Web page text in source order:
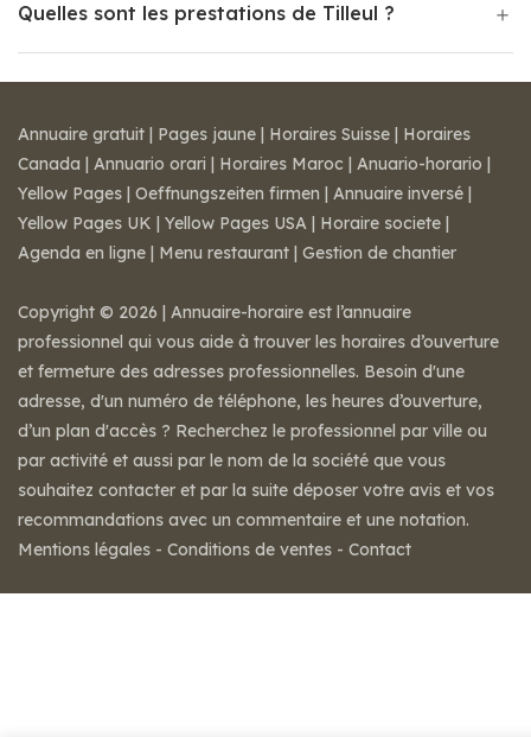
Quelles sont les prestations de Tilleul ?
Annuaire gratuit | Pages jaune | Horaires Suisse | Horaires
Canada | Annuario orari | Horaires Maroc | Anuario-horario |
Yellow Pages | Oeffnungszeiten firmen | Annuaire inversé |
Yellow Pages UK | Yellow Pages USA | Horaire societe |
Agenda en ligne | Menu restaurant | Gestion de chantier
Copyright © 2026 | Annuaire-horaire est l’annuaire
professionnel qui vous aide à trouver les horaires d’ouverture
et fermeture des adresses professionnelles. Besoin d'une
adresse, d'un numéro de téléphone, les heures d’ouverture,
d’un plan d'accès ? Recherchez le professionnel par ville ou
par activité et aussi par le nom de la société que vous
souhaitez contacter et par la suite déposer votre avis et vos
recommandations avec un commentaire et une notation.
Mentions légales - Conditions de ventes - Contact